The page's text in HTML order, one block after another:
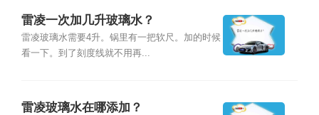
雷凌一次加几升玻璃水？
雷凌玻璃水需要4升。锅里有一把软尺。加的时候
看一下。到了刻度线就不用再...
雷凌玻璃水在哪添加？